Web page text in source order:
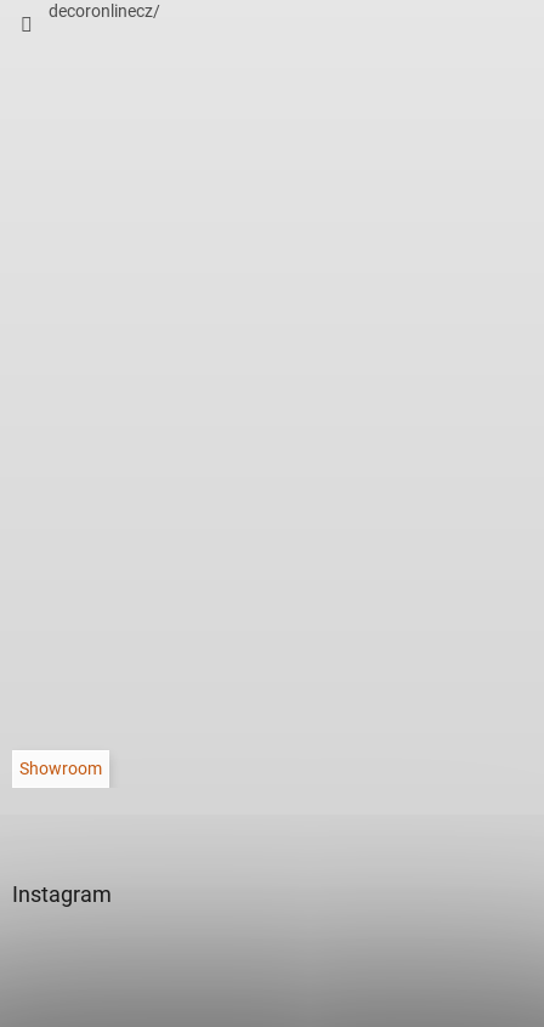
decoronlinecz/
Showroom
Instagram